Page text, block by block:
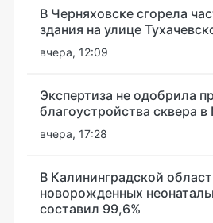
В Черняховске сгорела
здания на улице
вчера, 12:09
Экспертиза не одобрила
благоустройства сквера
вчера, 17:28
В Калининградской
новорожденных
составил 99,6%